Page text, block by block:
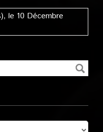
le 10 Décembre